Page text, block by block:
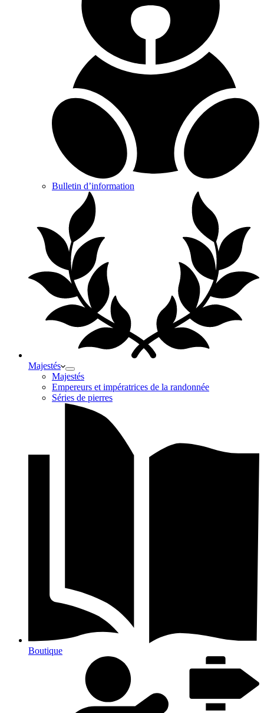
Bulletin d’information
Majestés
Majestés
Empereurs et impératrices de la randonnée
Séries de pierres
Boutique